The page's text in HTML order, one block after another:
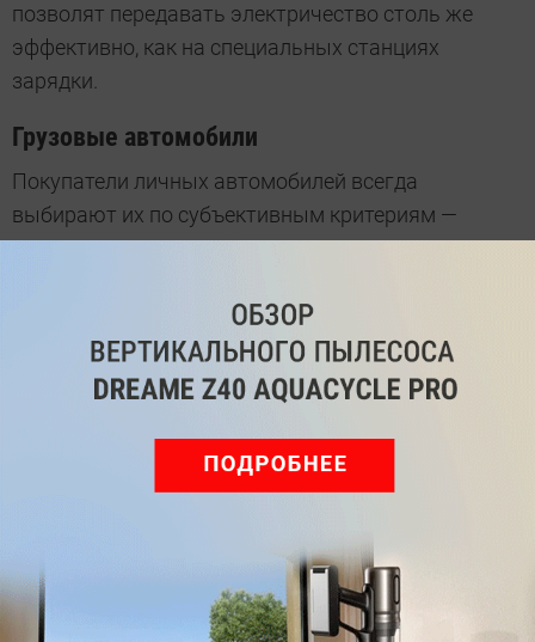
позволят передавать электричество столь же
эффективно, как на специальных станциях
зарядки.
Грузовые автомобили
Покупатели личных автомобилей всегда
выбирают их по субъективным критериям —
например, из-за наличия дисков из легкого сплава,
У автомобилей для коммерческого использования
все обстоит по-дру­гому: эксплуатирующие
организации знают общие затраты в течение
решение о покупке почти всегда зависит
исключительно от расчета затрат.